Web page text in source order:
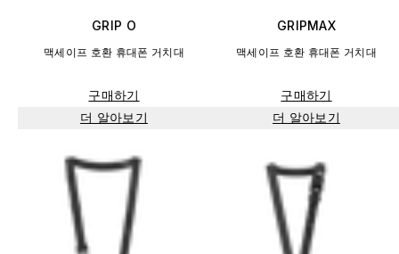
GRIP O
맥세이프 호환 휴대폰 거치대
구매하기
더 알아보기
GRIPMAX
맥세이프 호환 휴대폰 거치대
구매하기
더 알아보기